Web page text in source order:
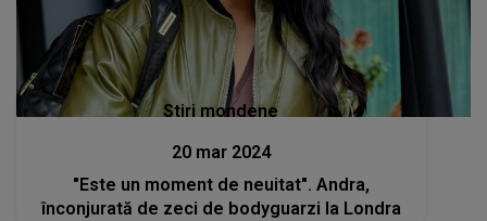
Stiri mondene
20 mar 2024
"Este un moment de neuitat". Andra,
înconjurată de zeci de bodyguarzi la Londra